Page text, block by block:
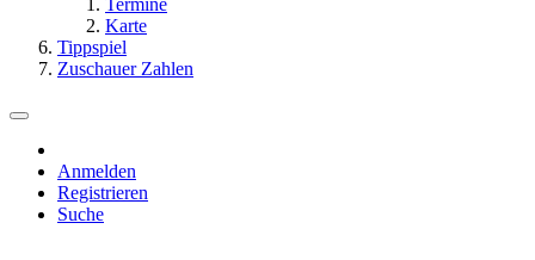
Termine
Karte
Tippspiel
Zuschauer Zahlen
Anmelden
Registrieren
Suche